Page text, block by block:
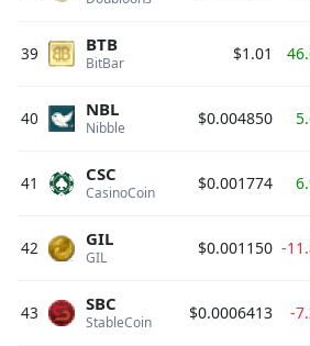
39 BitBar
BTB $1.01
40 Nibble
NBL $0.004850
41 CasinoCoin
CSC $0.001774
42 GIL
GIL $0.001150 -
43 StableCoin
SBC $0.0006413 -